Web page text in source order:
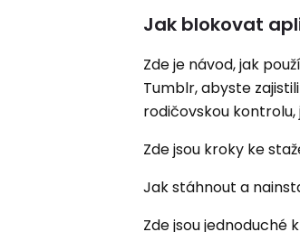
Jak blokovat
Zde je návod, jak
Tumblr, abyste
rodičovskou kontrolu,
Zde jsou kroky ke
Jak stáhnout a
Zde jsou jednoduché